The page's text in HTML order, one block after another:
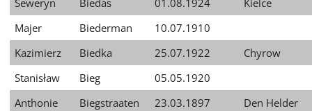
Seweryn
Biedas 01.08.1924
Kielce
Majer
Biederman
10.07.1910
Kazimierz
Biedka 25.07.1922
Chyrow
Stanisław
Bieg
05.05.1920
Anthonie
Biegstraaten 23.03.1897 Den Helder